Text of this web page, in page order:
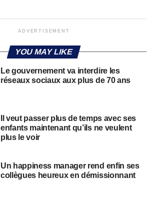
ADVERTISEMENT
YOU MAY LIKE
Le gouvernement va interdire les
réseaux sociaux aux plus de 70 ans
Il veut passer plus de temps avec ses
enfants maintenant qu’ils ne veulent
plus le voir
Un happiness manager rend enfin ses
collègues heureux en démissionnant